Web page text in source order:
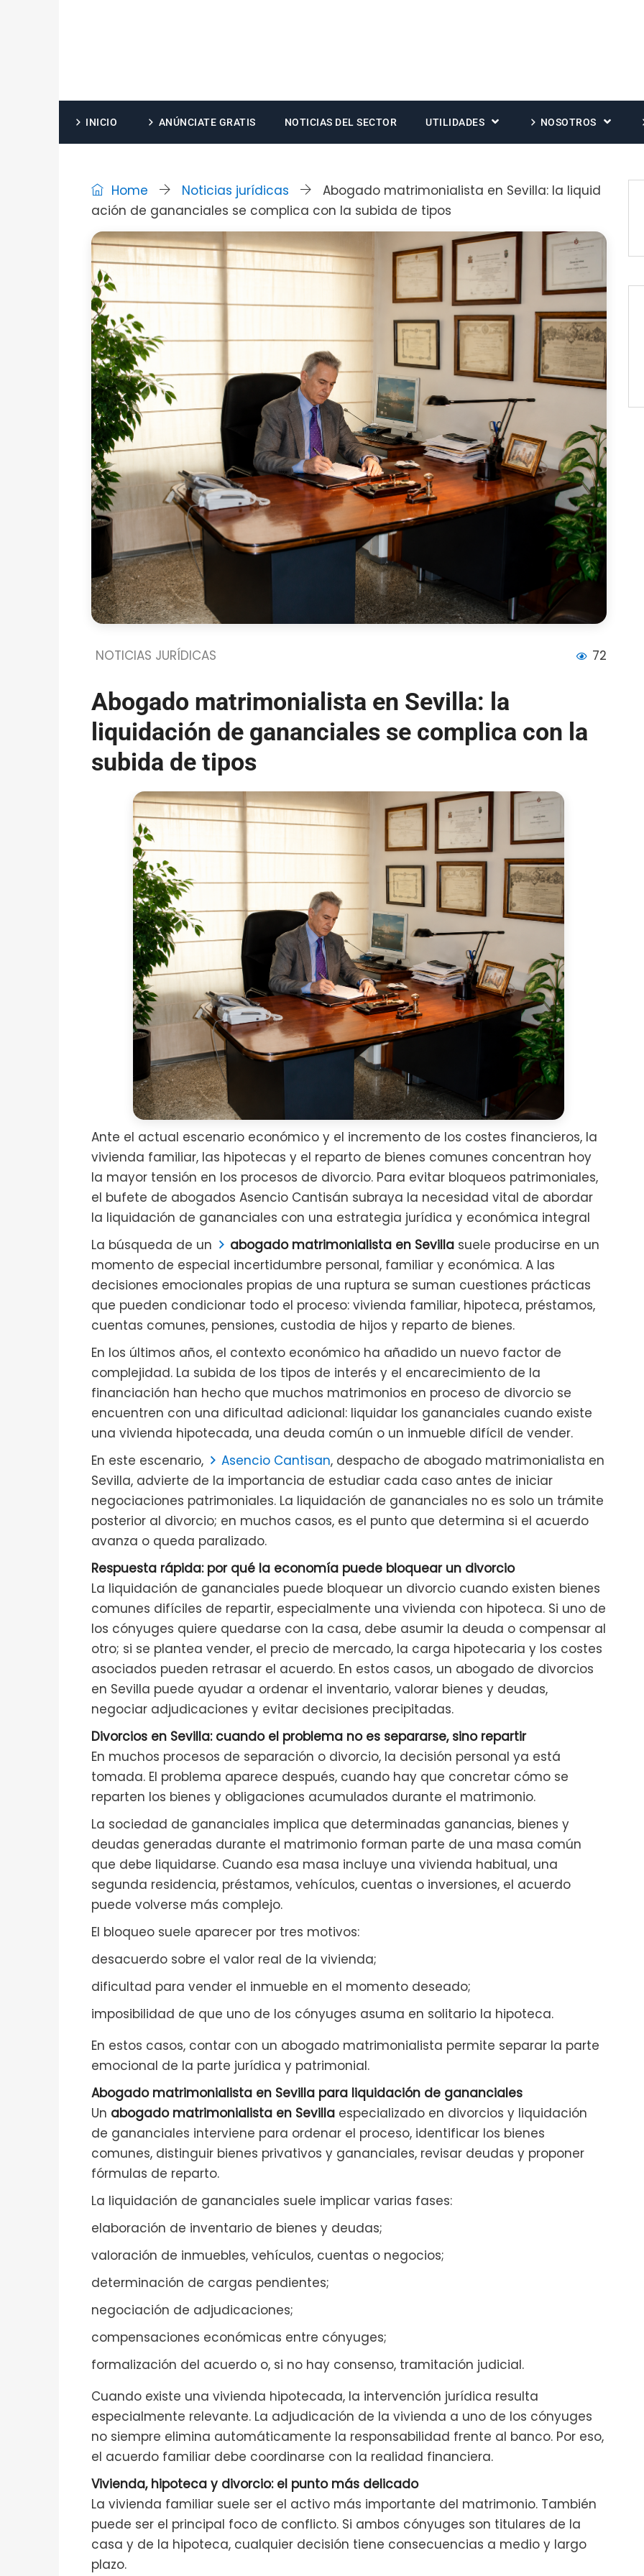
INICIO ANÚNCIATE GRATIS NOTICIAS DEL SECTOR UTILIDADES NOSOTROS
Home Noticias jurídicas
Abogado matrimonialista en Sevilla: la liquid
ación de gananciales se complica con la subida de tipos
NOTICIAS JURÍDICAS 72
Abogado matrimonialista en Sevilla: la
liquidación de gananciales se complica con la
subida de tipos
Ante el actual escenario económico y el incremento de los costes financieros, la
vivienda familiar, las hipotecas y el reparto de bienes comunes concentran hoy
la mayor tensión en los procesos de divorcio. Para evitar bloqueos patrimoniales,
el bufete de abogados Asencio Cantisán subraya la necesidad vital de abordar
la liquidación de gananciales con una estrategia jurídica y económica integral
La búsqueda de un
abogado matrimonialista en Sevilla suele producirse en un
momento de especial incertidumbre personal, familiar y económica. A las
decisiones emocionales propias de una ruptura se suman cuestiones prácticas
que pueden condicionar todo el proceso: vivienda familiar, hipoteca, préstamos,
cuentas comunes, pensiones, custodia de hijos y reparto de bienes.
En los últimos años, el contexto económico ha añadido un nuevo factor de
complejidad. La subida de los tipos de interés y el encarecimiento de la
financiación han hecho que muchos matrimonios en proceso de divorcio se
encuentren con una dificultad adicional: liquidar los gananciales cuando existe
una vivienda hipotecada, una deuda común o un inmueble difícil de vender.
En este escenario,
Asencio Cantisan, despacho de abogado matrimonialista en
Sevilla, advierte de la importancia de estudiar cada caso antes de iniciar
negociaciones patrimoniales. La liquidación de gananciales no es solo un trámite
posterior al divorcio; en muchos casos, es el punto que determina si el acuerdo
avanza o queda paralizado.
Respuesta rápida: por qué la economía puede bloquear un divorcio
La liquidación de gananciales puede bloquear un divorcio cuando existen bienes
comunes difíciles de repartir, especialmente una vivienda con hipoteca. Si uno de
los cónyuges quiere quedarse con la casa, debe asumir la deuda o compensar al
otro; si se plantea vender, el precio de mercado, la carga hipotecaria y los costes
asociados pueden retrasar el acuerdo. En estos casos, un abogado de divorcios
en Sevilla puede ayudar a ordenar el inventario, valorar bienes y deudas,
negociar adjudicaciones y evitar decisiones precipitadas.
Divorcios en Sevilla: cuando el problema no es separarse, sino repartir
En muchos procesos de separación o divorcio, la decisión personal ya está
tomada. El problema aparece después, cuando hay que concretar cómo se
reparten los bienes y obligaciones acumulados durante el matrimonio.
La sociedad de gananciales implica que determinadas ganancias, bienes y
deudas generadas durante el matrimonio forman parte de una masa común
que debe liquidarse. Cuando esa masa incluye una vivienda habitual, una
segunda residencia, préstamos, vehículos, cuentas o inversiones, el acuerdo
puede volverse más complejo.
El bloqueo suele aparecer por tres motivos:
desacuerdo sobre el valor real de la vivienda;
dificultad para vender el inmueble en el momento deseado;
imposibilidad de que uno de los cónyuges asuma en solitario la hipoteca.
En estos casos, contar con un abogado matrimonialista permite separar la parte
emocional de la parte jurídica y patrimonial.
Abogado matrimonialista en Sevilla para liquidación de gananciales
Un abogado matrimonialista en Sevilla especializado en divorcios y liquidación
de gananciales interviene para ordenar el proceso, identificar los bienes
comunes, distinguir bienes privativos y gananciales, revisar deudas y proponer
fórmulas de reparto.
La liquidación de gananciales suele implicar varias fases:
elaboración de inventario de bienes y deudas;
valoración de inmuebles, vehículos, cuentas o negocios;
determinación de cargas pendientes;
negociación de adjudicaciones;
compensaciones económicas entre cónyuges;
formalización del acuerdo o, si no hay consenso, tramitación judicial.
Cuando existe una vivienda hipotecada, la intervención jurídica resulta
especialmente relevante. La adjudicación de la vivienda a uno de los cónyuges
no siempre elimina automáticamente la responsabilidad frente al banco. Por eso,
el acuerdo familiar debe coordinarse con la realidad financiera.
Vivienda, hipoteca y divorcio: el punto más delicado
La vivienda familiar suele ser el activo más importante del matrimonio. También
puede ser el principal foco de conflicto. Si ambos cónyuges son titulares de la
casa y de la hipoteca, cualquier decisión tiene consecuencias a medio y largo
plazo.